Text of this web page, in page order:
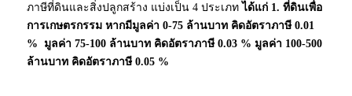
ภาษีที่ดินและสิ่งปลูกสร้าง แบ่งเป็น 4 ประเภท ได้แก่ 1. ที่ดินเพื่อ
การเกษตรกรรม หากมีมูลค่า 0-75 ล้านบาท คิดอัตราภาษี 0.01
% มูลค่า 75-100 ล้านบาท คิดอัตราภาษี 0.03 % มูลค่า 100-500
ล้านบาท คิดอัตราภาษี 0.05 %